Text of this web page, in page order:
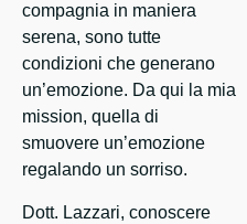
compagnia in maniera
serena, sono tutte
condizioni che generano
un’emozione. Da qui la mia
mission, quella di
smuovere un’emozione
regalando un sorriso.
Dott. Lazzari, conoscere